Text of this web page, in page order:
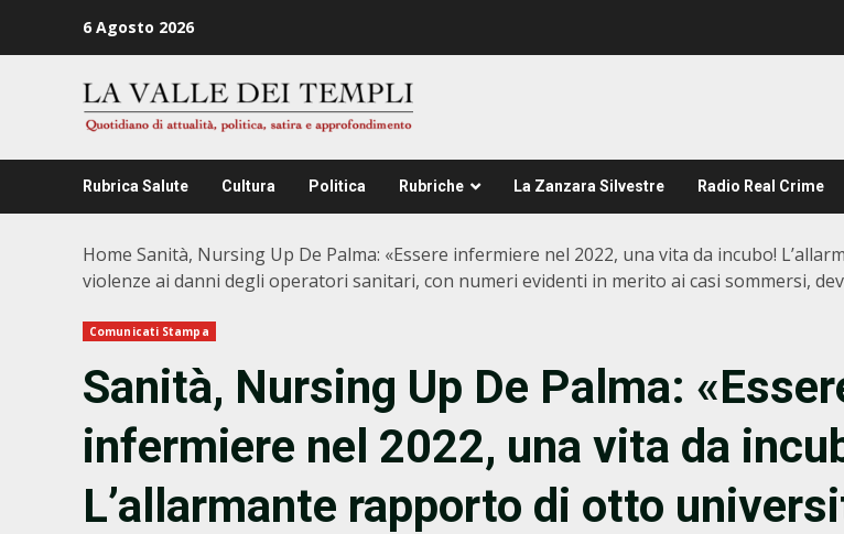
6 Agosto 2026
Rubrica Salute Cultura Politica Rubriche La Zanzara Silvestre Radio Real Crime
Home Sanità, Nursing Up De Palma: «Essere infermiere nel 2022, una vita da incubo!
violenze ai danni degli operatori sanitari, con numeri evidenti in merito ai casi sommersi,
Comunicati Stampa
Sanità, Nursing Up De Palma:
infermiere nel 2022, una vita da
L’allarmante rapporto di otto